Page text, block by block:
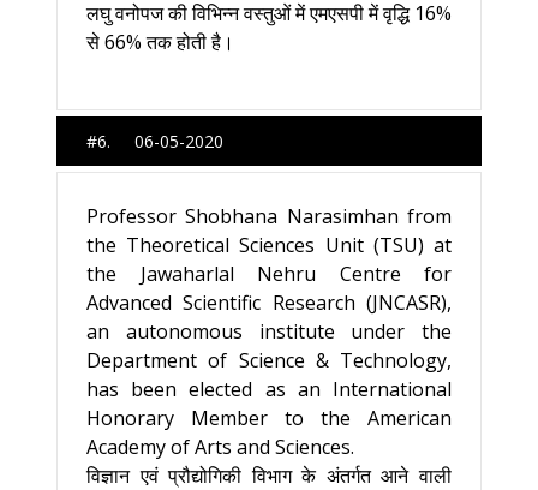
लघु वनोपज की विभिन्न वस्तुओं में एमएसपी में वृद्धि 16%
से 66% तक होती है।
#6. 06-05-2020
Professor Shobhana Narasimhan from
the Theoretical Sciences Unit (TSU) at
the Jawaharlal Nehru Centre for
Advanced Scientific Research (JNCASR),
an autonomous institute under the
Department of Science & Technology,
has been elected as an International
Honorary Member to the American
Academy of Arts and Sciences.
विज्ञान एवं प्रौद्योगिकी विभाग के अंतर्गत आने वाली